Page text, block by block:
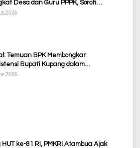
Desa dan Guru PPPK, Soroti
Penanganan Pemkab TTS
2026
Temuan BPK Membongkar
Bupati Kupang dalam
Regulasi
2026
ke-81 RI, PMKRI Atambua Ajak